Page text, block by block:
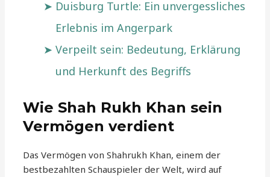
Duisburg Turtle: Ein unvergessliches
Erlebnis im Angerpark
Verpeilt sein: Bedeutung, Erklärung
und Herkunft des Begriffs
Wie Shah Rukh Khan sein
Vermögen verdient
Das Vermögen von Shahrukh Khan, einem der
bestbezahlten Schauspieler der Welt, wird auf